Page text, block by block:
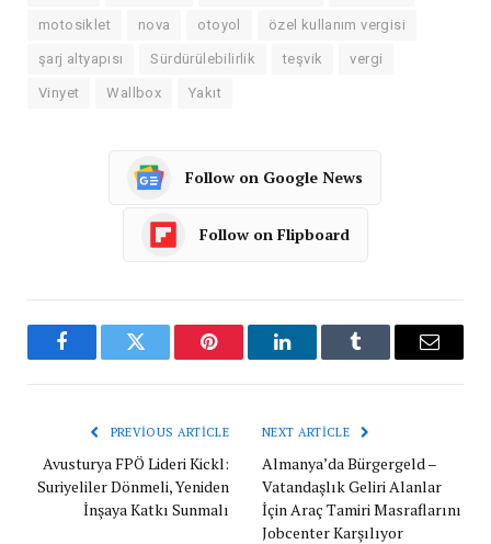
motosiklet nova otoyol özel kullanım vergisi
şarj altyapısı Sürdürülebilirlik teşvik vergi
Vinyet Wallbox Yakıt
Follow on Google News
Follow on Flipboard
FacebookTwitter Pinterest LinkedInTumblr Email
PREVIOUS ARTICLE
Avusturya FPÖ Lideri Kickl:
Suriyeliler Dönmeli, Yeniden
İnşaya Katkı Sunmalı
NEXT ARTICLE
Almanya’da Bürgergeld –
Vatandaşlık Geliri Alanlar
İçin Araç Tamiri Masraflarını
Jobcenter Karşılıyor